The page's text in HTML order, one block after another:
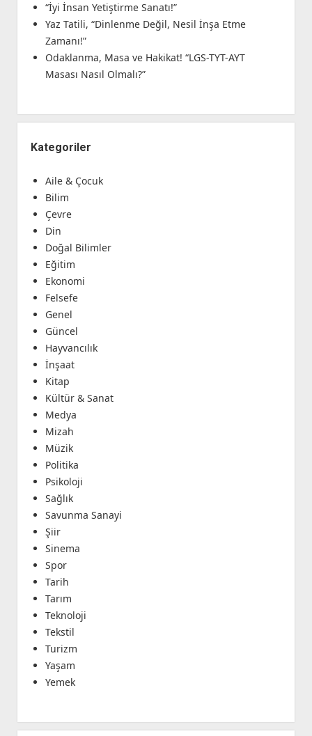
“İyi İnsan Yetiştirme Sanatı!”
Yaz Tatili, “Dinlenme Değil, Nesil İnşa Etme
Zamanı!”
Odaklanma, Masa ve Hakikat! “LGS-TYT-AYT
Masası Nasıl Olmalı?”
Kategoriler
Aile & Çocuk
Bilim
Çevre
Din
Doğal Bilimler
Eğitim
Ekonomi
Felsefe
Genel
Güncel
Hayvancılık
İnşaat
Kitap
Kültür & Sanat
Medya
Mizah
Müzik
Politika
Psikoloji
Sağlık
Savunma Sanayi
Şiir
Sinema
Spor
Tarih
Tarım
Teknoloji
Tekstil
Turizm
Yaşam
Yemek